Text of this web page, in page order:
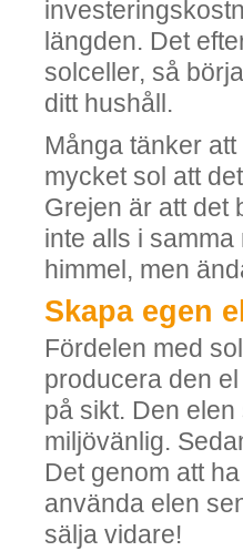
längden. Det
solceller, så
ditt hushåll.
Många tänker
mycket sol att
Grejen är att det
inte alls i
himmel, men
Skapa egen
Fördelen med
producera den
på sikt. Den
miljövänlig.
Det genom att
använda elen
sälja vidare!